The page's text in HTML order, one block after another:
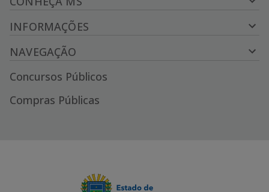
INFORMAÇÕES
NAVEGAÇÃO
Concursos Públicos
Compras Públicas